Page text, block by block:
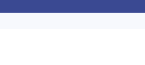
açıqlamasında “Bakı